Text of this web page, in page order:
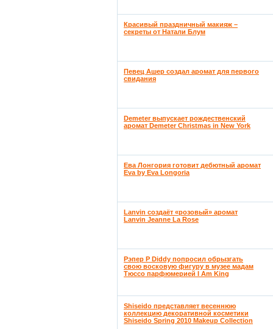
Красивый праздничный макияж –
секреты от Натали Блум
Певец Ашер создал аромат для первого
свидания
Demeter выпускает рождественский
аромат Demeter Christmas in New York
Ева Лонгория готовит дебютный аромат
Eva by Eva Longoria
Lanvin создаёт «розовый» аромат
Lanvin Jeanne La Rose
Рэпер P Diddy попросил обрызгать
свою восковую фигуру в музее мадам
Тюссо парфюмерией I Am King
Shiseido представляет весеннюю
коллекцию декоративной косметики
Shiseido Spring 2010 Makeup Collection